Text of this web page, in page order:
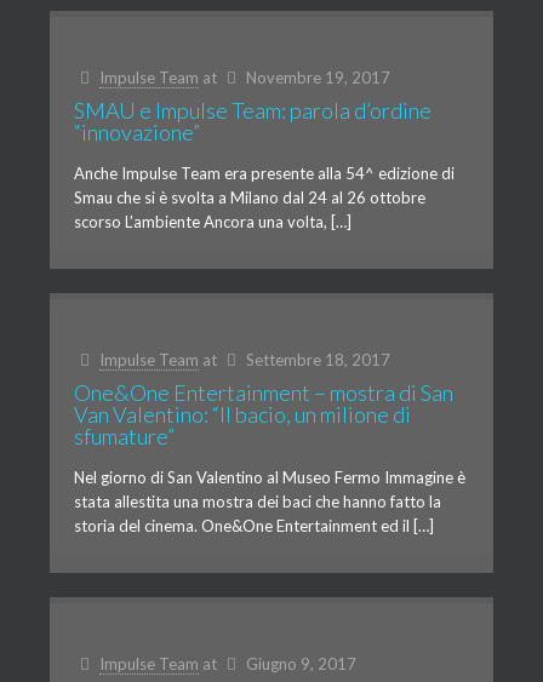
Impulse Team at Novembre 19, 2017
SMAU e Impulse Team: parola d’ordine
“innovazione”
Anche Impulse Team era presente alla 54^ edizione di
Smau che si è svolta a Milano dal 24 al 26 ottobre
scorso L’ambiente Ancora una volta, […]
Impulse Team at Settembre 18, 2017
One&One Entertainment – mostra di San
Van Valentino: “Il bacio, un milione di
sfumature”
Nel giorno di San Valentino al Museo Fermo Immagine è
stata allestita una mostra dei baci che hanno fatto la
storia del cinema. One&One Entertainment ed il […]
Impulse Team at Giugno 9, 2017